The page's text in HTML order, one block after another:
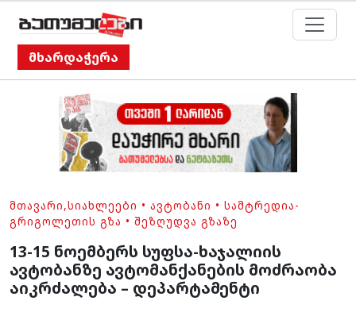
მხარდაჭერა
ᲛᲗᲐᲕᲐᲠᲘ,ᲡᲘᲐᲮᲚᲔᲔᲑᲘ • ᲐᲕᲢᲝᲑᲐᲜᲘ • ᲡᲐᲛᲢᲠᲔᲓᲘᲐ-
ᲒᲠᲘᲒᲝᲚᲔᲗᲘᲡ ᲒᲖᲐ • ᲨᲔᲖᲦᲣᲓᲕᲐ ᲒᲖᲐᲖᲔ
13-15 ნოემბერს სუფსა-ხაჯალიის
ავტობანზე ავტომანქანების მოძრაობა
აიკრძალება – დეპარტამენტი